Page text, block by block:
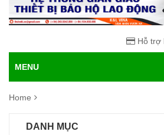
Hỗ trợ
MENU
Home
DANH MỤC